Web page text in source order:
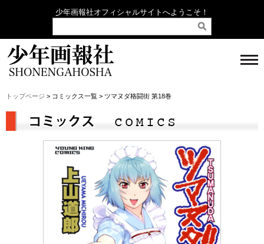
少年画報社オフィシャルサイトへようこそ！
トップページ > コミックス一覧 > ツマヌダ格闘街 第18巻